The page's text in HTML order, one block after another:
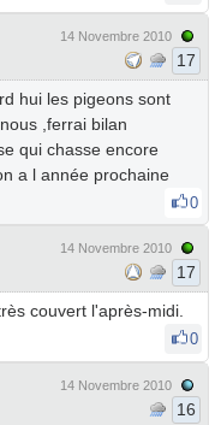
14 Novembre 2010
17
hui les pigeons sont
,ferrai bilan
qui chasse encore
a l année prochaine
0
14 Novembre 2010
17
couvert l'après-midi.
0
14 Novembre 2010
16